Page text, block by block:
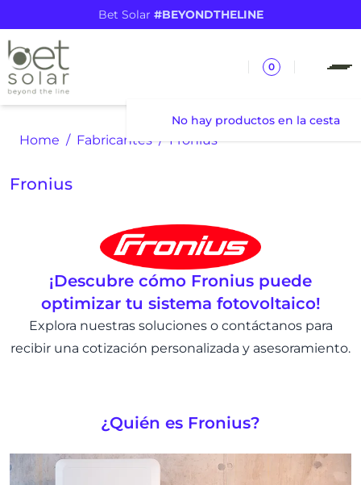
Bet Solar #BEYONDTHELINE
0
No hay productos en la cesta
Home Fabricantes Fronius
Fronius
¡Descubre cómo Fronius puede
optimizar tu sistema fotovoltaico!
Explora nuestras soluciones o contáctanos para
recibir una cotización personalizada y asesoramiento.
¿Quién es Fronius?